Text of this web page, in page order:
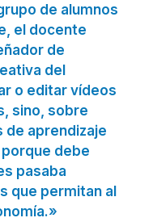
de alumnos
el docente
de
del
o editar vídeos
sino, sobre
de aprendizaje
debe
pasaba
que permitan al